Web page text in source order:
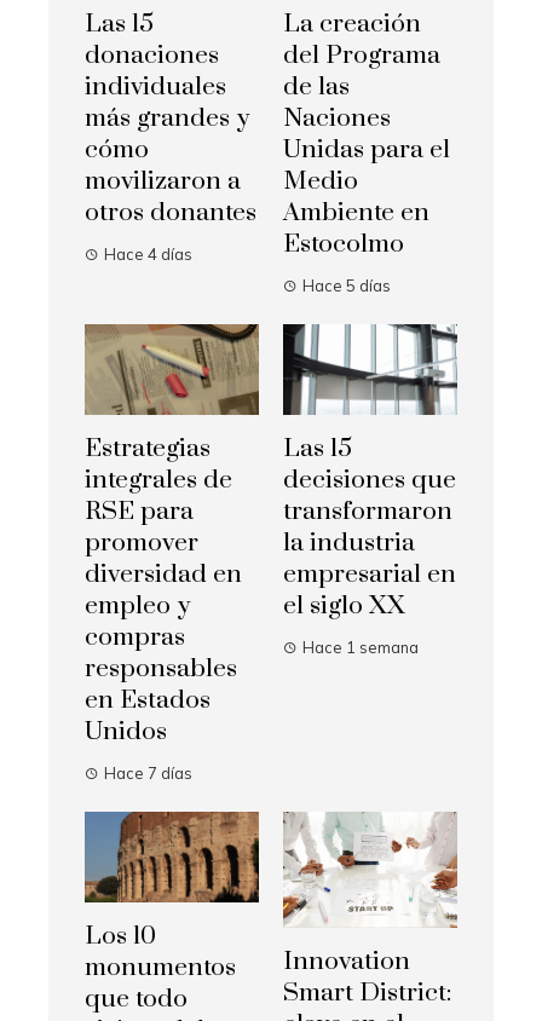
Las 15
donaciones
individuales
más grandes y
cómo
movilizaron a
otros donantes
Hace 4 días
La creación
del Programa
de las
Naciones
Unidas para el
Medio
Ambiente en
Estocolmo
Hace 5 días
Estrategias
integrales de
RSE para
promover
diversidad en
empleo y
compras
responsables
en Estados
Unidos
Hace 7 días
Las 15
decisiones que
transformaron
la industria
empresarial en
el siglo XX
Hace 1 semana
Los 10
monumentos
que todo
Innovation
Smart District: